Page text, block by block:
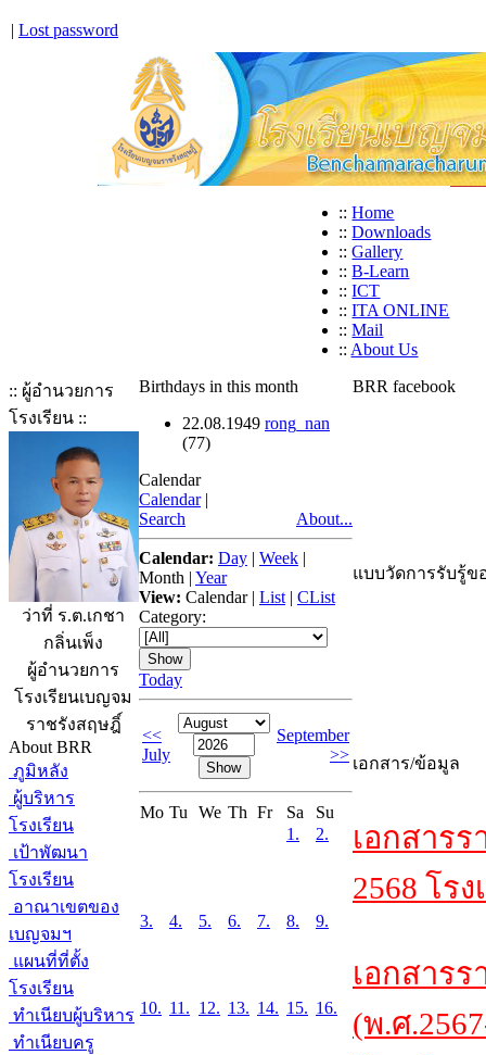
| Lost password
:: Home
:: Downloads
:: Gallery
:: B-Learn
:: ICT
:: ITA ONLINE
:: Mail
:: About Us
:: ผู้อำนวยการ
โรงเรียน ::
ว่าที่ ร.ต.เกชา
กลิ่นเพ็ง
ผู้อำนวยการ
โรงเรียนเบญจม
ราชรังสฤษฎิ์
About BRR
ภูมิหลัง
ผู้บริหาร
โรงเรียน
เป้าพัฒนา
โรงเรียน
อาณาเขตของ
เบญจมฯ
แผนที่ที่ตั้ง
โรงเรียน
ทำเนียบผู้บริหาร
ทำเนียบครู
Birthdays in this month
22.08.1949 rong_nan
(77)
Calendar
Calendar |
Search
About...
Calendar: Day | Week |
Month | Year
View: Calendar| List | CList
Category:
Today
<<
July
September
>>
Mo Tu We Th Fr Sa
Su
1.
2.
3. 4. 5. 6. 7. 8. 9.
10. 11. 12. 13. 14. 15. 16.
BRR facebook
แบบวัดการรับรู้ข
เอกสาร/ข้อมูล
เอกสาร
2568 โร
เอกสาร
(พ.ศ